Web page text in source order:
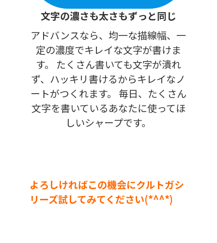
文字の濃さも太さもずっと同じ
アドバンスなら、均一な描線幅、一
定の濃度でキレイな文字が書けま
す。 たくさん書いても文字が潰れ
ず、ハッキリ書けるからキレイなノ
ートがつくれます。 毎日、たくさん
文字を書いているあなたに使ってほ
しいシャープです。
よろしければこの機会にクルトガシ
リーズ試してみてください(*^^*)